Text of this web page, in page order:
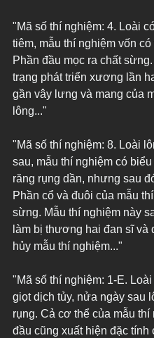
"Mã số thí nghiệm: 4. Loài
tiêm, mẫu thí nghiệm vốn
Phần đầu mọc ra chất
trạng phát triển xương lần
gần vây lưng và mang của
lông..."
"Mã số thí nghiệm: 8. Loài
sau, mẫu thí nghiệm có
răng rụng dần, nhưng sau
Phần cổ và đuôi của mẫu
sừng. Mẫu thí nghiệm này
làm bị thương hai đan sĩ và
hủy mẫu thí nghiệm..."
"Mã số thí nghiệm: 1-E.
giọt dịch tủy, nửa ngày sau
rụng. Cả cơ thể của mẫu
đầu cũng xuất hiện đặc